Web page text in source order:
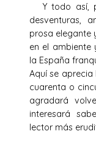
Y todo así,
desventuras,
prosa elegante
en el ambiente
la España
Aquí se
cuarenta o
agradará
interesará
lector más